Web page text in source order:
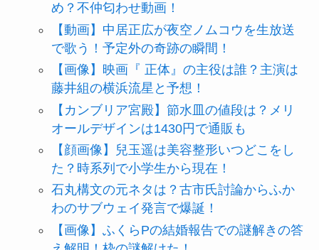
め？不仲匂わせ動画！
【動画】中居正広が夜空ノムコウを生放送
で歌う！予定外の奇跡の瞬間！
【画像】映画『 正体』の主役は誰？主演は
藤井組の横浜流星と予想！
【カンブリア宮殿】節水皿の値段は？メリ
オールデザインは1430円で通販も
【顔画像】兒玉遥は美容整形いつどこをし
た？時系列で小学生から現在！
石丸構文の元ネタは？古市氏討論からふか
わのサブウェイ発言で爆誕！
【画像】ふくらPの結婚報告での謎解きの答